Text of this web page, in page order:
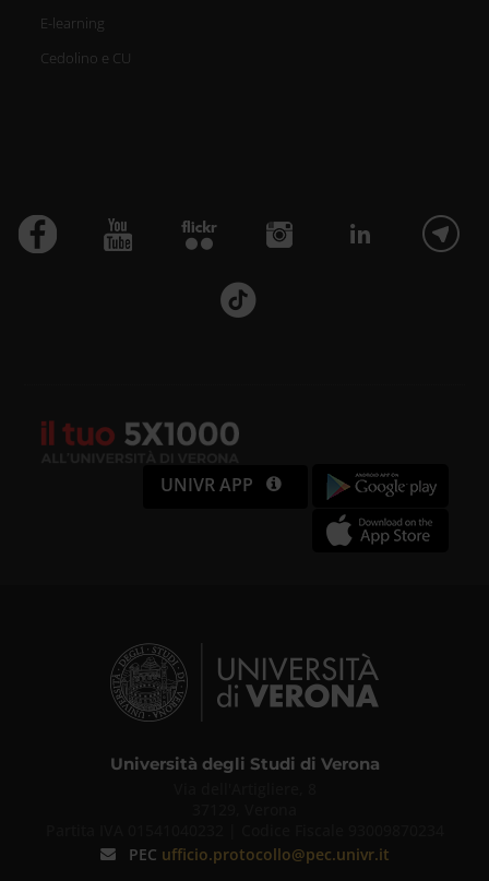
E-learning
Cedolino e CU
UNIVR APP
Università degli Studi di Verona
PEC ufficio.protocollo@pec.univr.it